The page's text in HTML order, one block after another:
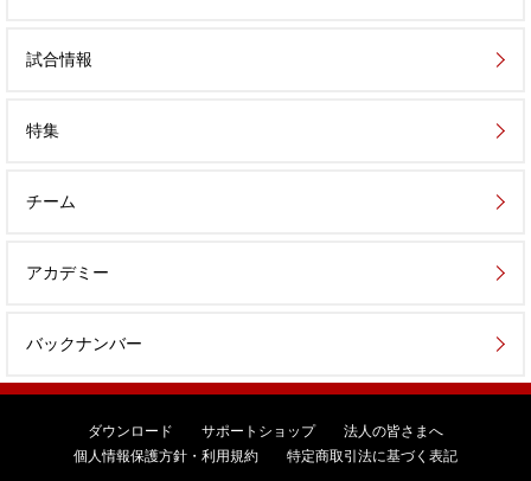
試合情報
特集
チーム
アカデミー
バックナンバー
ダウンロード サポートショップ
法人の皆さまへ
個人情報保護方針・利用規約
特定商取引法に基づく表記